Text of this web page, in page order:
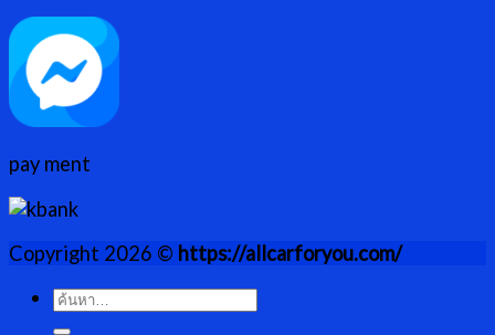
pay ment
Copyright 2026 © https://allcarforyou.com/
ค้นหา: